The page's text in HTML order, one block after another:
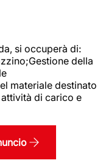
si occuperà di:
della
materiale destinato
di carico e